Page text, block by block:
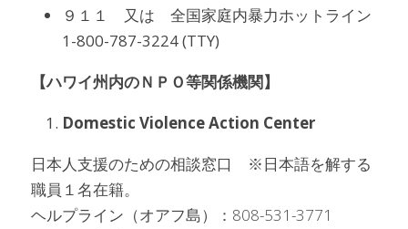
９１１　又は　全国家庭内暴力ホットライン
1-800-787-3224 (TTY)
【ハワイ州内のＮＰＯ等関係機関】
Domestic Violence Action Center
日本人支援のための相談窓口　※日本語を解する
職員１名在籍。
ヘルプライン（オアフ島）：808-531-3771